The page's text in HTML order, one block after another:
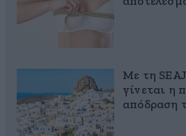
Με τη
γίνεται η
απόδραση